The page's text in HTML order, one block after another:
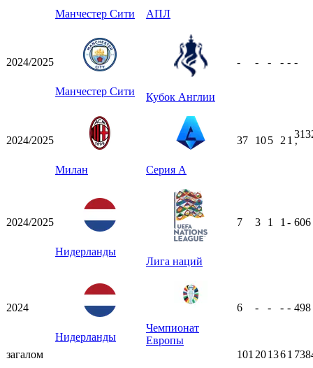
Манчестер Сити АПЛ
2024/2025
Манчестер Сити Кубок Англии
- - - - - -
2024/2025
Милан Серия А
37 105 2 1
ʼ
2024/2025
Нидерланды
Лига наций
7 3 1 1 - 606
2024
Нидерланды
Чемпионат
Европы
6 - - - - 498
загалом 101 201361